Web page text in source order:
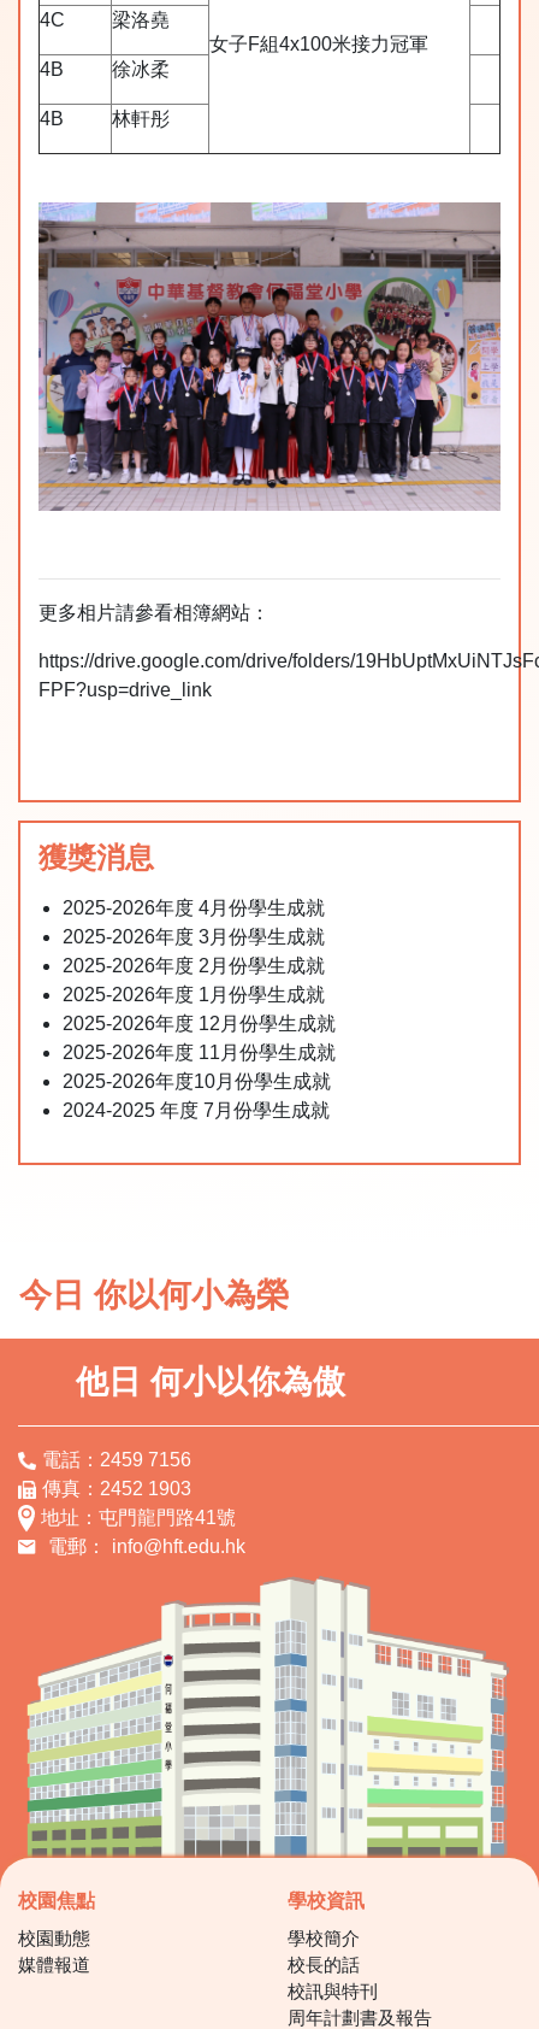
女子F組4x100米接力冠軍
4C 梁洛堯
4B 徐冰柔
4B 林軒彤
更多相片請參看相簿網站：
https://drive.google.com/drive/folders/
FPF?usp=drive_link
獲獎消息
2025-2026年度 4月份學生成就
2025-2026年度 3月份學生成就
2025-2026年度 2月份學生成就
2025-2026年度 1月份學生成就
2025-2026年度 12月份學生成就
2025-2026年度 11月份學生成就
2025-2026年度10月份學生成就
2024-2025 年度 7月份學生成就
今日 你以何小為榮
他日 何小以你為傲
電話：2459 7156
傳真：2452 1903
地址：屯門龍門路41號
電郵：
info@hft.edu.hk
校園焦點
校園動態
媒體報道
學校資訊
學校簡介
校長的話
校訊與特刊
周年計劃書及報告